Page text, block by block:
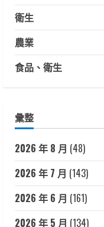
衛生
農業
食品、衛生
彙整
2026 年 8 月 (48)
2026 年 7 月 (143)
2026 年 6 月 (161)
2026 年 5 月 (134)